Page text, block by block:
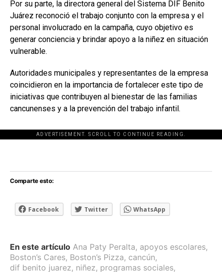
Por su parte, la directora general del Sistema DIF Benito
Juárez reconoció el trabajo conjunto con la empresa y el
personal involucrado en la campaña, cuyo objetivo es
generar conciencia y brindar apoyo a la niñez en situación
vulnerable.
Autoridades municipales y representantes de la empresa
coincidieron en la importancia de fortalecer este tipo de
iniciativas que contribuyen al bienestar de las familias
cancunenses y a la prevención del trabajo infantil.
ADVERTISEMENT. SCROLL TO CONTINUE READING.
[adsforwp id="243463"]
Comparte esto:
Facebook Twitter WhatsApp
En este artículo Ana Paty Peralta, apoyos escolares,
Boston’s Cares, Boston’s Pizza, cancún,
dif benito juarez, niñez, programas sociales,